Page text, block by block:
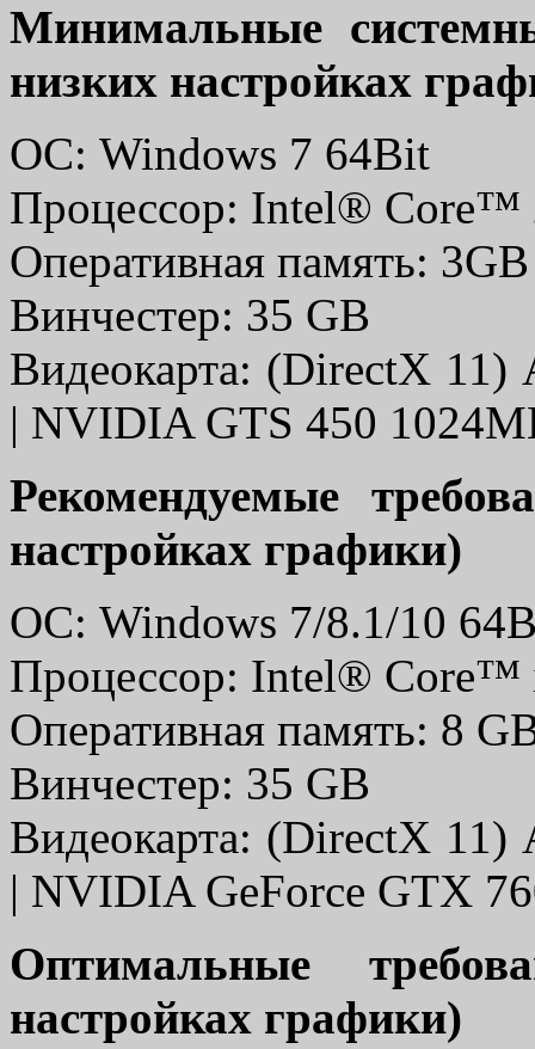
Минимальные
низких настройках
ОС: Windows 7 64Bit
Процессор: Intel® Core™
Оперативная память: 3GB
Винчестер: 35 GB
Видеокарта: (DirectX
| NVIDIA GTS 450
Рекомендуемые
настройках графики)
ОС: Windows 7/8.1/10
Процессор: Intel® Core™
Оперативная память: 8
Винчестер: 35 GB
Видеокарта: (DirectX
| NVIDIA GeForce GTX
Оптимальные
настройках графики)